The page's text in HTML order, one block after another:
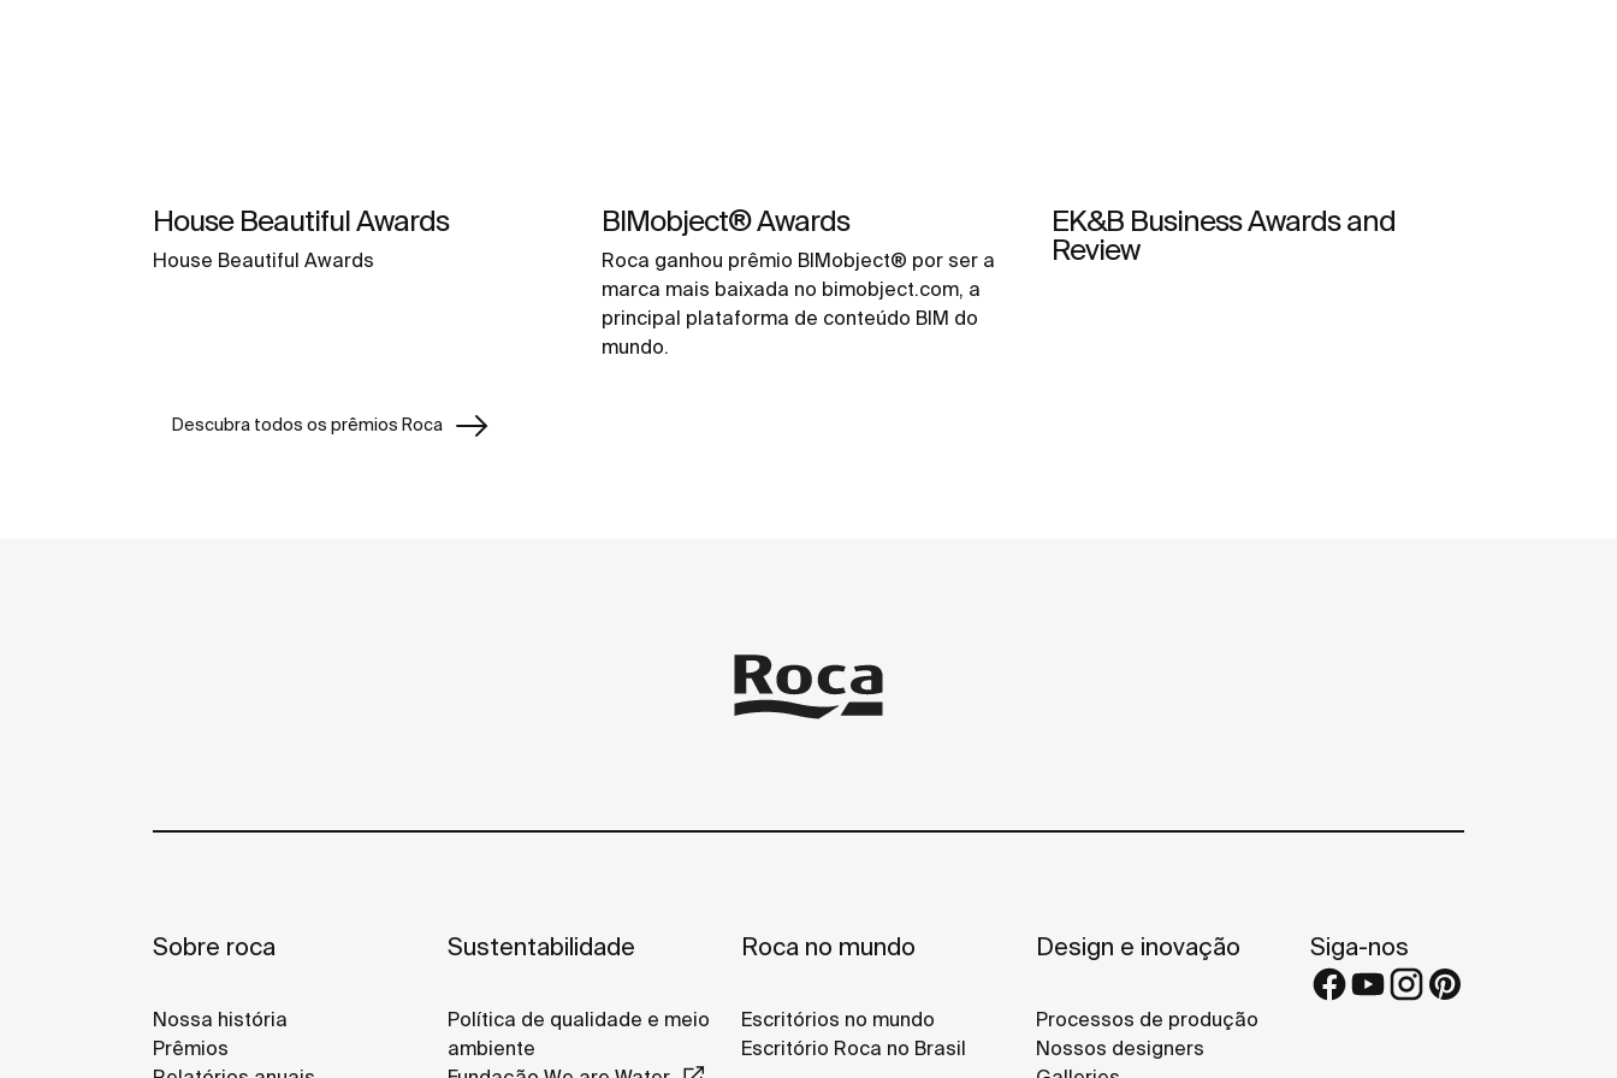
House Beautiful Awards
House Beautiful Awards
BIMobject® Awards
Roca ganhou prêmio BIMobject® por ser a
marca mais baixada no bimobject.com, a
principal plataforma de conteúdo BIM do
mundo.
EK&B Business Awards and
Review
Descubra todos os prêmios Roca
Sobre roca
Nossa história
Prêmios
Sustentabilidade
Política de qualidade e meio
ambiente
Roca no mundo
Escritórios no mundo
Escritório Roca no Brasil
Design e inovação
Processos de produção
Nossos designers
Siga-nos